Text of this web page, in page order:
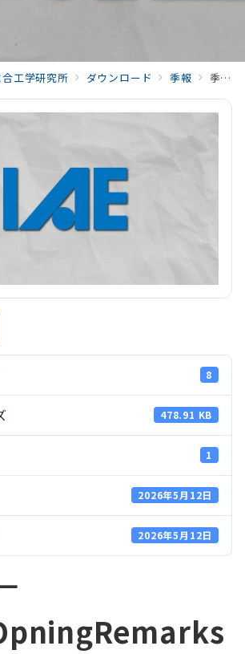
工学研究所 ダウンロード 季報 季報48－4_01_OpningRemarks_202602_Vol48_No4
8
478.91 KB
1
2026年5月12日
2026年5月12日